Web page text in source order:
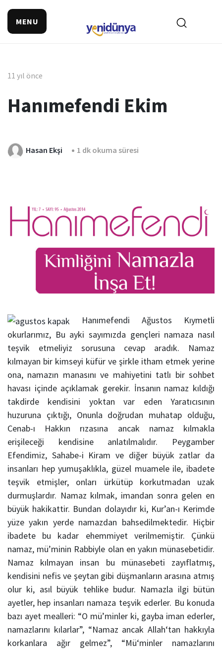
MENU
11 yıl önce
Hanımefendi Ekim
Hasan Ekşi 1 dk okuma süresi
Hanımefendi Ağustos Kıymetli
okurlarımız, Bu ayki sayımızda gençleri namaza nasıl
teşvik etmeliyiz sorusuna cevap aradık. Namaz
kılmayan bir kimseyi küfür ve şirkle itham etmek yerine
ona, namazın manasını ve mahiyetini tatlı bir sohbet
havası içinde açıklamak gerekir. İnsanın namaz kıldığı
takdirde kendisini yoktan var eden Yaratıcısının
huzuruna çıktığı, Onunla doğrudan muhatap olduğu,
Cenab-ı Hakkın rızasına ancak namaz kılmakla
erişileceği kendisine anlatılmalıdır. Peygamber
Efendimiz, Sahabe-i Kiram ve diğer büyük zatlar da
insanları hep yumuşaklıkla, güzel muamele ile, ibadete
teşvik etmişler, onları ürkütüp korkutmadan uzak
durmuşlardır. Namaz kılmak, imandan sonra gelen en
büyük hakikattir. Bundan dolayıdır ki, Kur’an-ı Kerimde
yüze yakın yerde namazdan bahsedilmektedir. Hiçbir
ibadete bu kadar ehemmiyet verilmemiştir. Çünkü
namaz, mü’minin Rabbiyle olan en yakın münasebetidir.
Namaz kılmayan insan bu münasebeti zayıflatmış,
kendisini nefis ve şeytan gibi düşmanların arasına atmış
olur ki, asıl büyük tehlike budur. Namazla ilgi bütün
ayetler, hep insanları namaza teşvik ederler. Bu konuda
bazı ayet mealleri: “O mü’minler ki, gayba iman ederler,
namazlarını kılarlar”, “Namaz ancak Allah‘tan hakkıyla
korkanlara ağır gelmez”, “Mü‘minler namazlarını